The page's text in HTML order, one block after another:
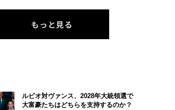
もっと見る
ルビオ対ヴァンス、2028年大統領選で
大富豪たちはどちらを支持するのか？